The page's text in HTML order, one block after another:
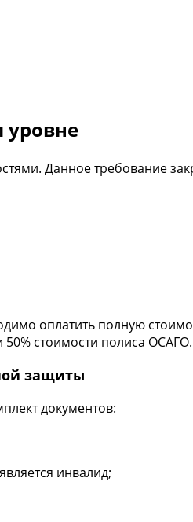
уровне
Данное требование
оплатить полную
стоимости полиса ОСАГО.
защиты
документов:
инвалид;